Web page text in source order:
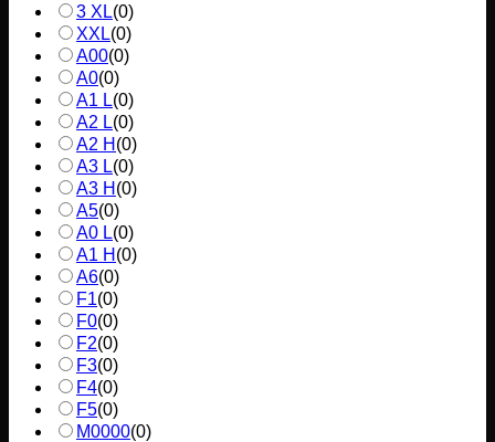
3 XL(0)
XXL(0)
A00(0)
A0(0)
A1 L(0)
A2 L(0)
A2 H (0)
A3 L(0)
A3 H (0)
A5(0)
A0 L(0)
A1 H (0)
A6(0)
F1(0)
F0(0)
F2(0)
F3(0)
F4(0)
F5(0)
M0000(0)